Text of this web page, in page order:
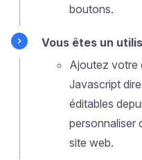
boutons.
Vous êtes un
Ajoutez votre
Javascript
éditables
personnaliser
site web.